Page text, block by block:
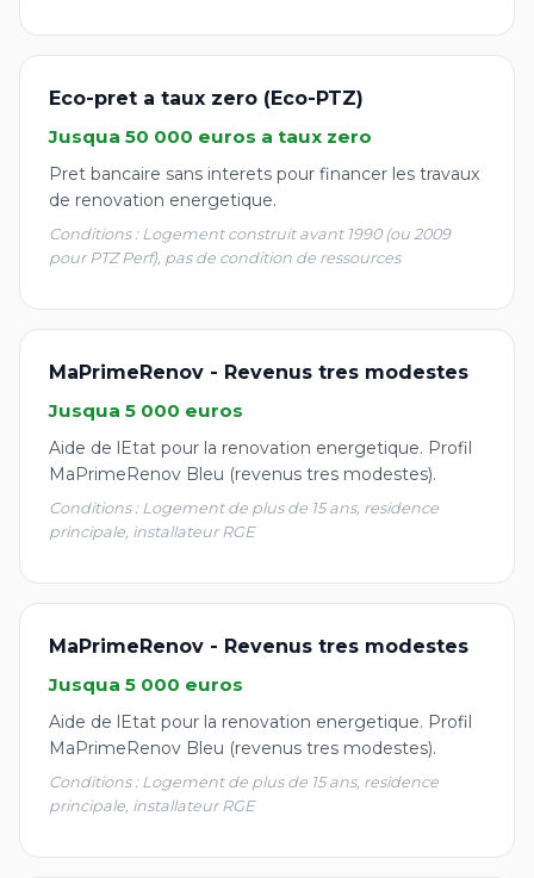
Eco-pret a taux zero (Eco-PTZ)
Jusqua 50 000 euros a taux zero
Pret bancaire sans interets pour financer les travaux
de renovation energetique.
Conditions : Logement construit avant 1990 (ou 2009
pour PTZ Perf), pas de condition de ressources
MaPrimeRenov - Revenus tres modestes
Jusqua 5 000 euros
Aide de lEtat pour la renovation energetique. Profil
MaPrimeRenov Bleu (revenus tres modestes).
Conditions : Logement de plus de 15 ans, residence
principale, installateur RGE
MaPrimeRenov - Revenus tres modestes
Jusqua 5 000 euros
Aide de lEtat pour la renovation energetique. Profil
MaPrimeRenov Bleu (revenus tres modestes).
Conditions : Logement de plus de 15 ans, residence
principale, installateur RGE